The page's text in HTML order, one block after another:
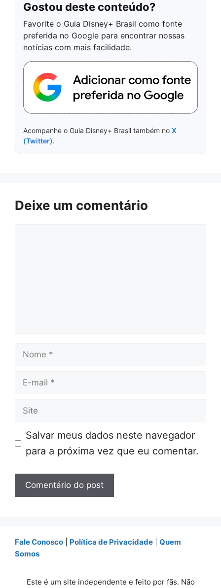
Gostou deste conteúdo?
Favorite o Guia Disney+ Brasil como fonte
preferida no Google para encontrar nossas
notícias com mais facilidade.
Acompanhe o Guia Disney+ Brasil também no X
(Twitter).
Deixe um comentário
Nome
E-
Site
Salvar meus dados neste navegador
para a próxima vez que eu comentar.
Fale Conosco Política de Privacidade
Quem
Somos
Este é um site independente e feito por fãs. Não